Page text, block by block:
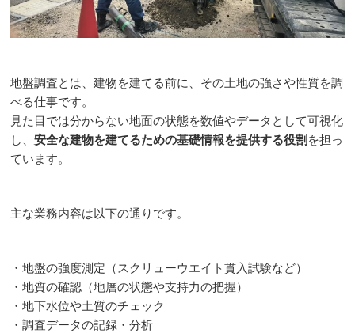
地盤調査とは、建物を建てる前に、その土地の強さや性質を調
べる仕事です。
見た目では分からない地面の状態を数値やデータとして可視化
し、安全な建物を建てるための基礎情報を提供する役割 を担っ
ています。
主な業務内容は以下の通りです。
・地盤の強度測定（スクリューウエイト貫入試験など）
・地質の確認（地層の状態や支持力の把握）
・地下水位や土質のチェック
・調査データの記録・分析